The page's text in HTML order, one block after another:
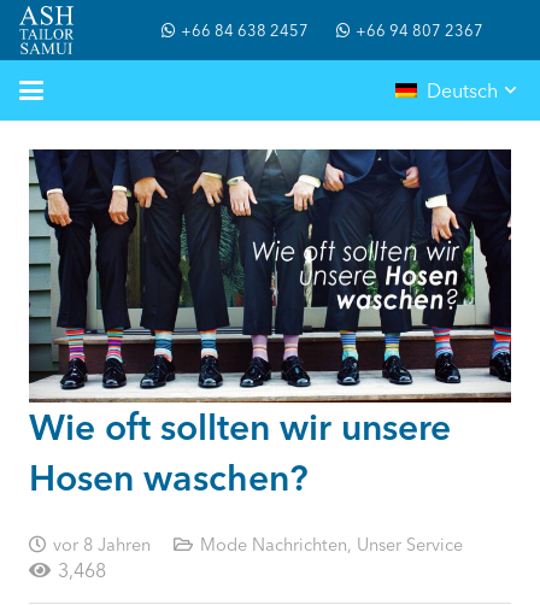
+66 84 638 2457 +66 94 807 2367
Deutsch
Wie oft sollten wir unsere
Hosen waschen?
vor 8 Jahren Mode Nachrichten, Unser Service
3,468